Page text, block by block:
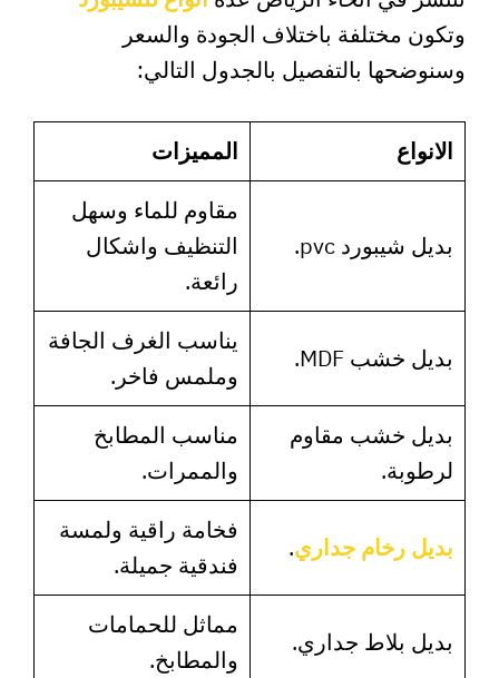
وتكون مختلفة باختلاف الجودة والسعر
وسنوضحها بالتفصيل بالجدول التالي:
الانواع المميزات
بديل شيبورد pvc.
مقاوم للماء وسهل
التنظيف واشكال
رائعة.
بديل خشب MDF.
يناسب الغرف الجافة
وملمس فاخر.
بديل خشب مقاوم
لرطوبة.
مناسب المطابخ
والممرات.
بديل رخام جداري.
فخامة راقية ولمسة
فندقية جميلة.
بديل بلاط جداري.
مماثل للحمامات
والمطابخ.